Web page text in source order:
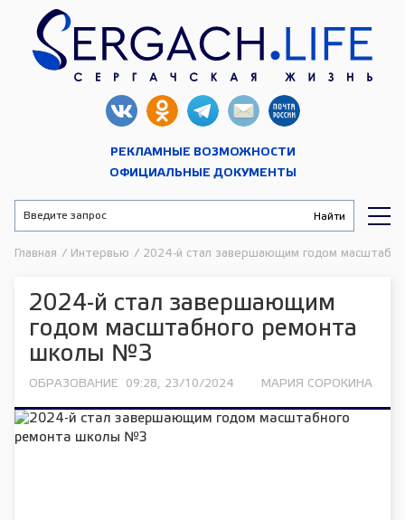
РЕКЛАМНЫЕ ВОЗМОЖНОСТИ
ОФИЦИАЛЬНЫЕ ДОКУМЕНТЫ
Главная / Интервью / 2024-й стал завершающим годом
2024-й стал завершающим
годом масштабного ремонта
школы №3
ОБРАЗОВАНИЕ 09:28, 23/10/2024 МАРИЯ СОРОКИНА